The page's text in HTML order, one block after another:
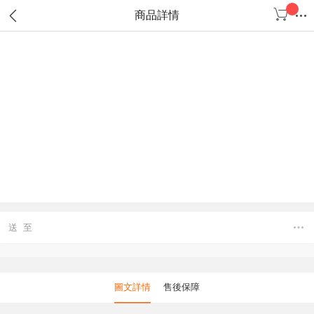
商品詳情
送 至
圖文詳情 售後保障